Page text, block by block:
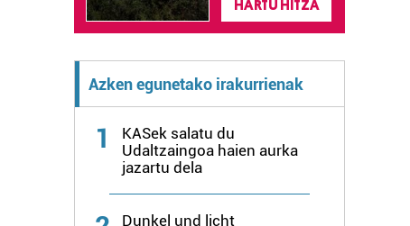
HARTU HITZA
Azken egunetako irakurrienak
1
KASek salatu du
Udaltzaingoa haien aurka
jazartu dela
Dunkel und licht